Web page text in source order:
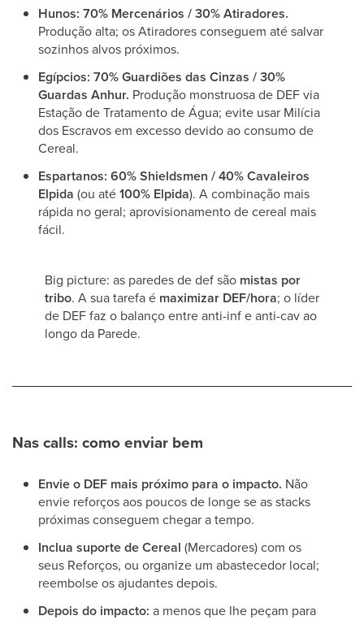
Hunos: 70% Mercenários / 30% Atiradores.
Produção alta; os Atiradores conseguem até salvar
sozinhos alvos próximos.
Egípcios: 70% Guardiões das Cinzas / 30%
Guardas Anhur. Produção monstruosa de DEF via
Estação de Tratamento de Água; evite usar Milícia
dos Escravos em excesso devido ao consumo de
Cereal.
Espartanos: 60% Shieldsmen / 40% Cavaleiros
Elpida (ou até100% Elpida). A combinação mais
rápida no geral; aprovisionamento de cereal mais
fácil.
Big picture: as paredes de def são mistas por
tribo. A sua tarefa é maximizar DEF/hora; o líder
de DEF faz o balanço entre anti-inf e anti-cav ao
longo da Parede.
Nas calls: como enviar bem
Envie o DEF mais próximo para o impacto. Não
envie reforços aos poucos de longe se as stacks
próximas conseguem chegar a tempo.
Inclua suporte de Cereal (Mercadores) com os
seus Reforços, ou organize um abastecedor local;
reembolse os ajudantes depois.
Depois do impacto: a menos que lhe peçam para